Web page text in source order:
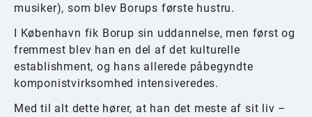
musiker), som blev Borups første hustru.
I København fik Borup sin uddannelse, men først og
fremmest blev han en del af det kulturelle
establishment, og hans allerede påbegyndte
komponistvirksomhed intensiveredes.
Med til alt dette hører, at han det meste af sit liv –